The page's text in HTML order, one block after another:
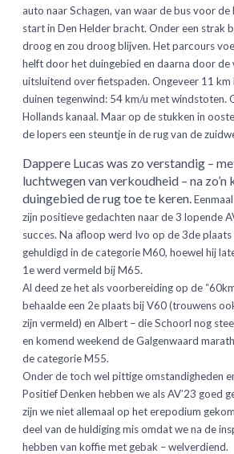
auto naar Schagen, van waar de bus voor
start in Den Helder bracht. Onder een strak
droog en zou droog blijven. Het parcours
helft door het duingebied en daarna door de
uitsluitend over fietspaden. Ongeveer 11 km
duinen tegenwind: 54 km/u met windstoten.
Hollands kanaal. Maar op de stukken in
de lopers een steuntje in de rug van de
Dappere Lucas was zo verstandig –
luchtwegen van verkoudheid –na
duingebied de rug toe te keren.
zijn positieve gedachten naar de 3 lopende
succes. Na afloop werd Ivo op de 3de
gehuldigd in de categorie M60, hoewel hij
1e werd vermeld bij M65.
Al deed ze het als voorbereiding op de
behaalde een 2e plaats bij V60 (trouwens
zijn vermeld) en Albert – die Schoorl nog
en komend weekend de Galgenwaard
de categorie M55.
Onder de toch wel pittige omstandigheden
Positief Denken hebben we als AV’23 goed
zijn we niet allemaal op het erepodium
deel van de huldiging mis omdat we na de
hebben van koffie met gebak – welverdiend.